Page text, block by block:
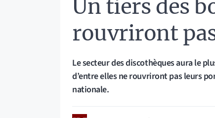
Un tiers des
rouvriront
Le secteur des discothèques aura le
d’entre elles ne rouvriront pas leurs
nationale.